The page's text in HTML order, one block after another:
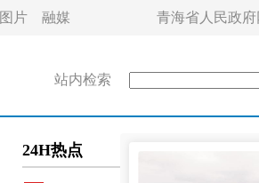
图片 融媒 青海省人民政府
站内检索
24H热点